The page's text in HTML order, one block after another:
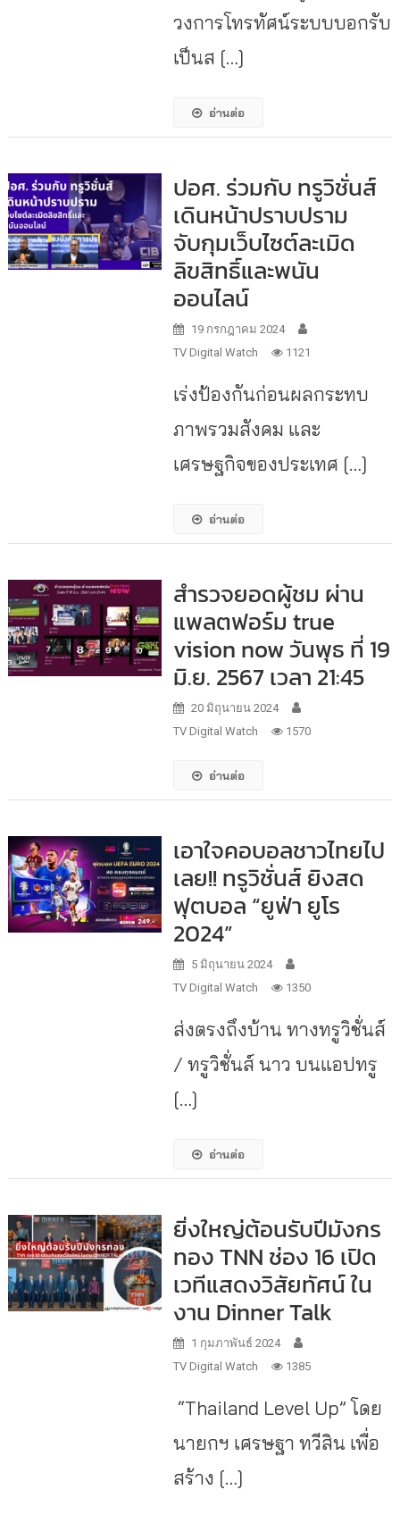
วงการโทรทัศน์ระบบบอกรับ
เป็นส […]
อ่านต่อ
ปอศ. ร่วมกับ ทรูวิชั่นส์
เดินหน้าปราบปราม
จับกุมเว็บไซต์ละเมิด
ลิขสิทธิ์และพนัน
ออนไลน์
19 กรกฎาคม 2024
TV Digital Watch
1121
เร่งป้องกันก่อนผลกระทบ
ภาพรวมสังคม และ
เศรษฐกิจของประเทศ […]
อ่านต่อ
สำรวจยอดผู้ชม ผ่าน
แพลตฟอร์ม true
vision now วันพุธ ที่ 19
มิ.ย. 2567 เวลา 21:45
20 มิถุนายน 2024
TV Digital Watch
1570
อ่านต่อ
เอาใจคอบอลชาวไทยไป
เลย!! ทรูวิชั่นส์ ยิงสด
ฟุตบอล “ยูฟ่า ยูโร
2024”
5 มิถุนายน 2024
TV Digital Watch
1350
ส่งตรงถึงบ้าน ทางทรูวิชั่นส์
/ ทรูวิชั่นส์ นาว บนแอปทรู
[…]
อ่านต่อ
ยิ่งใหญ่ต้อนรับปีมังกร
ทอง TNN ช่อง 16 เปิด
เวทีแสดงวิสัยทัศน์ ใน
งาน Dinner Talk
1 กุมภาพันธ์ 2024
TV Digital Watch
1385
“Thailand Level Up” โดย
นายกฯ เศรษฐา ทวีสิน เพื่อ
สร้าง […]